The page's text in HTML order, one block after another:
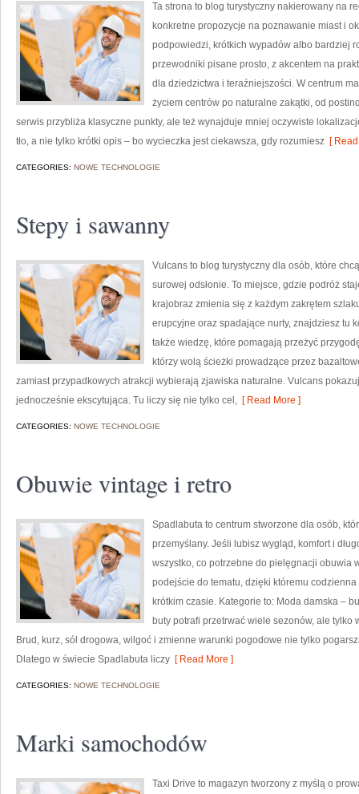
Ta strona to blog turystyczny nakierowany na
konkretne propozycje na poznawanie miast i
podpowiedzi, krótkich wypadów albo bardziej
przewodniki pisane prosto, z akcentem na
dla dziedzictwa i teraźniejszości. W centrum
życiem centrów po naturalne zakątki, od
serwis przybliża klasyczne punkty, ale też wynajduje mniej oczywiste
tło, a nie tylko krótki opis – bo wycieczka jest ciekawsza, gdy rozumiesz [
CATEGORIES: NOWE TECHNOLOGIE
Stepy i sawanny
Vulcans to blog turystyczny dla osób, które
surowej odsłonie. To miejsce, gdzie podróż
krajobraz zmienia się z każdym zakrętem
erupcyjne oraz spadające nurty, znajdziesz tu
także wiedzę, które pomagają przeżyć
którzy wolą ścieżki prowadzące przez
zamiast przypadkowych atrakcji wybierają zjawiska naturalne. Vulcans
jednocześnie ekscytująca. Tu liczy się nie tylko cel, [ Read More ]
CATEGORIES: NOWE TECHNOLOGIE
Obuwie vintage i retro
Spadlabuta to centrum stworzone dla osób,
przemyślany. Jeśli lubisz wygląd, komfort i
wszystko, co potrzebne do pielęgnacji obuwia
podejście do tematu, dzięki któremu
krótkim czasie. Kategorie to: Moda damska –
buty potrafi przetrwać wiele sezonów, ale
Brud, kurz, sól drogowa, wilgoć i zmienne warunki pogodowe nie tylko
Dlatego w świecie Spadlabuta liczy [ Read More ]
CATEGORIES: NOWE TECHNOLOGIE
Marki samochodów
Taxi Drive to magazyn tworzony z myślą o